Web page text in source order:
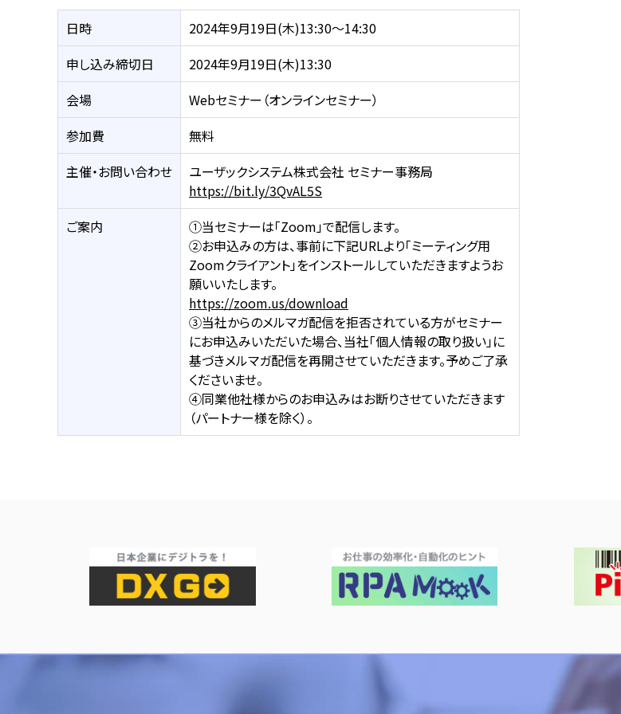
日時
2024年9月19日(木)13:30～14:30
申し込み締切日
2024年9月19日(木)13:30
会場
Webセミナー（オンラインセミナー）
参加費
無料
主催・お問い合わせ
ユーザックシステム株式会社 セミナー事務局
https://bit.ly/3QvAL5S
ご案内
①当セミナーは「Zoom」で配信します。
②お申込みの方は、事前に下記URLより「ミーティング用
Zoomクライアント」をインストールしていただきますようお
願いいたします。
https://zoom.us/download
③当社からのメルマガ配信を拒否されている方がセミナー
にお申込みいただいた場合、当社「個人情報の取り扱い」に
基づきメルマガ配信を再開させていただきます。予めご了承
くださいませ。
④同業他社様からのお申込みはお断りさせていただきます
（パートナー様を除く）。